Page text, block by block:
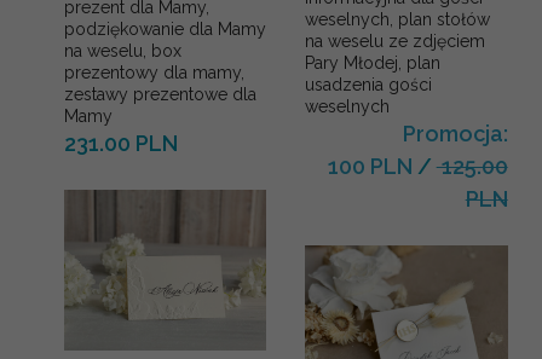
prezent dla Mamy,
podziękowanie dla Mamy
na weselu, box
prezentowy dla mamy,
zestawy prezentowe dla
Mamy
231.00 PLN
weselnych, plan stołów
na weselu ze zdjęciem
Pary Młodej, plan
usadzenia gości
weselnych
Promocja:
100 PLN /125.00
PLN